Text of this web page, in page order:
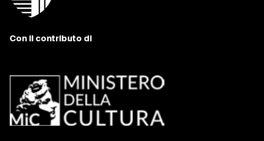
Con il contributo di